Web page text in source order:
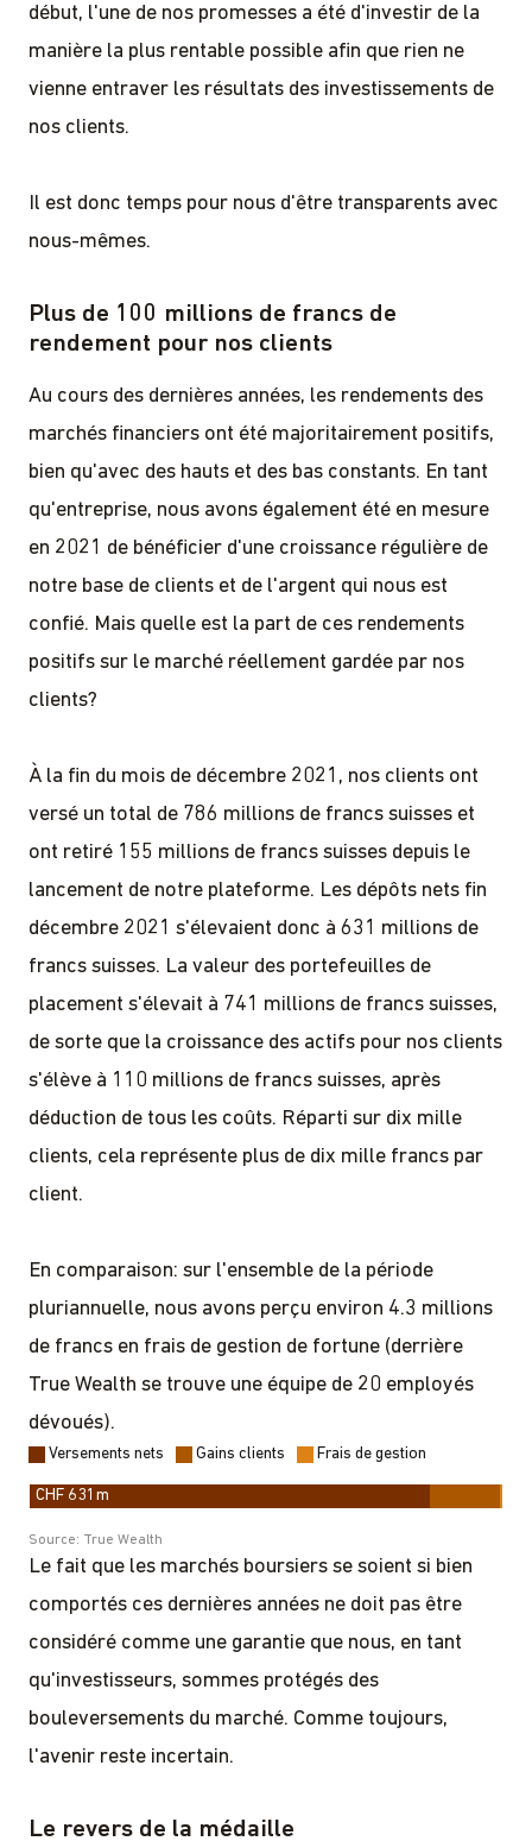
début, l'une de nos promesses a été d'investir de la
manière la plus rentable possible afin que rien ne
vienne entraver les résultats des investissements de
nos clients.
Il est donc temps pour nous d'être transparents avec
nous-mêmes.
Plus de 100 millions de francs de
rendement pour nos clients
Au cours des dernières années, les rendements des
marchés financiers ont été majoritairement positifs,
bien qu'avec des hauts et des bas constants. En tant
qu'entreprise, nous avons également été en mesure
en 2021 de bénéficier d'une croissance régulière de
notre base de clients et de l'argent qui nous est
confié. Mais quelle est la part de ces rendements
positifs sur le marché réellement gardée par nos
clients?
À la fin du mois de décembre 2021, nos clients ont
versé un total de 786 millions de francs suisses et
ont retiré 155 millions de francs suisses depuis le
lancement de notre plateforme. Les dépôts nets fin
décembre 2021 s'élevaient donc à 631 millions de
francs suisses. La valeur des portefeuilles de
placement s'élevait à 741 millions de francs suisses,
de sorte que la croissance des actifs pour nos clients
s'élève à 110 millions de francs suisses, après
déduction de tous les coûts. Réparti sur dix mille
clients, cela représente plus de dix mille francs par
client.
En comparaison: sur l'ensemble de la période
pluriannuelle, nous avons perçu environ 4.3 millions
de francs en frais de gestion de fortune (derrière
True Wealth se trouve une équipe de 20 employés
dévoués).
Le fait que les marchés boursiers se soient si bien
comportés ces dernières années ne doit pas être
considéré comme une garantie que nous, en tant
qu'investisseurs, sommes protégés des
bouleversements du marché. Comme toujours,
l'avenir reste incertain.
Le revers de la médaille